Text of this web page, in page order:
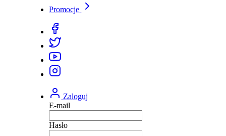
Promocje
Zaloguj
E-mail
Hasło